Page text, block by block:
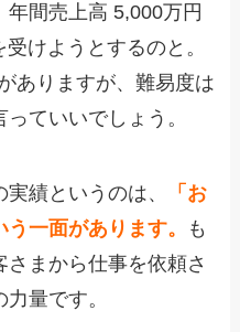
間売上高 5,000万円
けようとするのと。
ありますが、難易度は
ていいでしょう。
績というのは、
「お
一面があります。
も
まから仕事を依頼さ
量です。